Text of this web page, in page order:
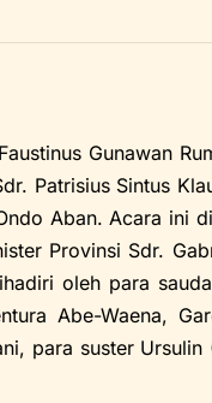
Gunawan
Patrisius Sintus
Aban. Acara ini
Provinsi Sdr.
oleh para
Abe-Waena,
para suster Ursulin